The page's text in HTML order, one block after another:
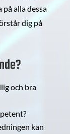
på alla dessa
dig på
och bra
kan